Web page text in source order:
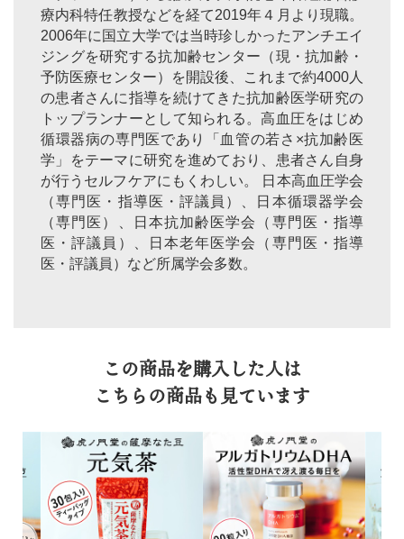
療内科特任教授などを経て2019年４月より現職。
2006年に国立大学では当時珍しかったアンチエイ
ジングを研究する抗加齢センター（現・抗加齢・
予防医療センター）を開設後、これまで約4000人
の患者さんに指導を続けてきた抗加齢医学研究の
トップランナーとして知られる。高血圧をはじめ
循環器病の専門医であり「血管の若さ×抗加齢医
学」をテーマに研究を進めており、患者さん自身
が行うセルフケアにもくわしい。 日本高血圧学会
（専門医・指導医・評議員）、日本循環器学会
（専門医）、日本抗加齢医学会（専門医・指導
医・評議員）、日本老年医学会（専門医・指導
医・評議員）など所属学会多数。
この商品を購入した人は
こちらの商品も見ています